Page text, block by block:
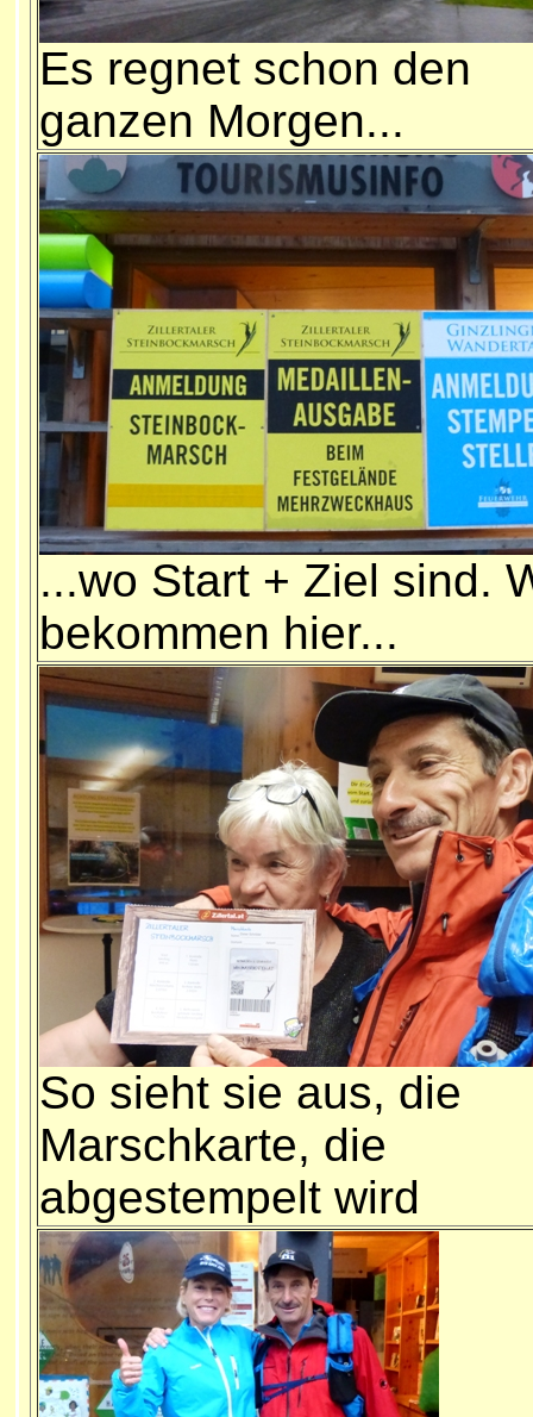
Es regnet schon den
ganzen Morgen...
...wo Start + Ziel sind.
bekommen hier...
So sieht sie aus, die
Marschkarte, die
abgestempelt wird